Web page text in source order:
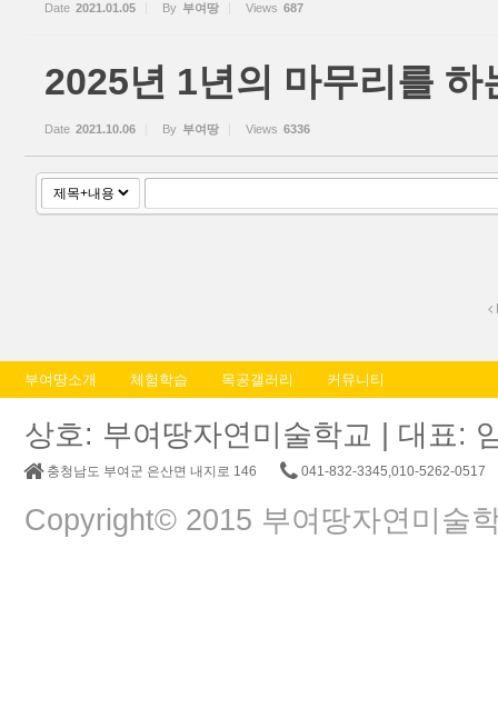
Date 2021.01.05 By 부여땅 Views 687
2025년 1년의 마무리를 하
Date 2021.10.06 By 부여땅 Views 6336
부여땅소개 체험학습 목공갤러리 커뮤니티
상호: 부여땅자연미술학교 | 대표:
충청남도 부여군 은산면 내지로 146 041-832-3345,010-5262-0517
Copyright© 2015 부여땅자연미술